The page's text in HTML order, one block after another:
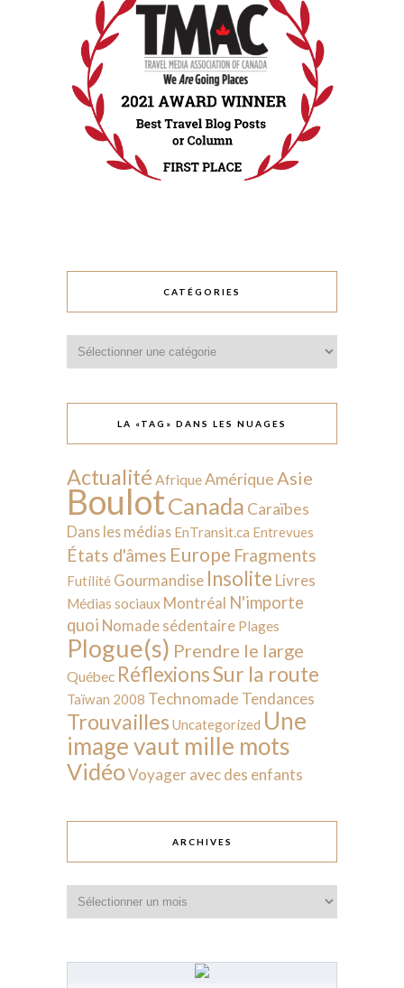
CATÉGORIES
LA «TAG» DANS LES NUAGES
Actualité AfriqueAmérique Asie
BoulotCanada Caraïbes
Dans les médias EnTransit.ca Entrevues
États d'âmes Europe Fragments
Futilité Gourmandise Insolite Livres
Médias sociaux Montréal N'importe
quoi Nomade sédentaire Plages
Plogue(s) Prendre le large
Québec RéflexionsSur la route
Taïwan 2008 Technomade Tendances
Trouvailles Uncategorized Une
image vaut mille mots
VidéoVoyager avec des enfants
ARCHIVES